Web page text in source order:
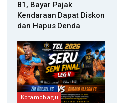
81, Bayar Pajak
Kendaraan Dapat Diskon
dan Hapus Denda
Kotamobagu